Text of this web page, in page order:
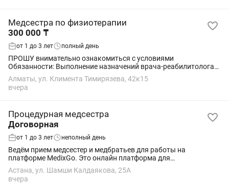
Медсестра по физиотерапии
300 000 ₸
от 1 до 3 лет полный день
ПРОШУ внимательно ознакомиться с условиями
Обязанности: Выполнение назначений врача-реабилитолога
по физиотерапии Требования: Санитарная книжка Сертификат
медицинской сестры Быстрая обучаемость Опыт...
Алматы, ул. Климента Тимирязева, 42к15
вчера
Процедурная медсестра
Договорная
от 1 до 3 лет неполный день
Ведём прием медсестер и медбратьев для работы на
платформе MedixGo. Это онлайн платформа для
дополнительного заработка. Какие преимущества работы
через платформу в отличии от чатов: получаете...
Астана, ул. Шамши Калдаякова, 25А
вчера